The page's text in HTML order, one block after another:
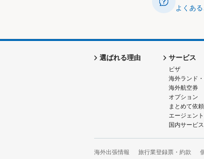
よくあ
選ばれる理由 サービス
ビザ
海外ランド
海外航空券
オプション
まとめて依
エージェン
国内サービス
海外出張情報 旅行業登録票・約款